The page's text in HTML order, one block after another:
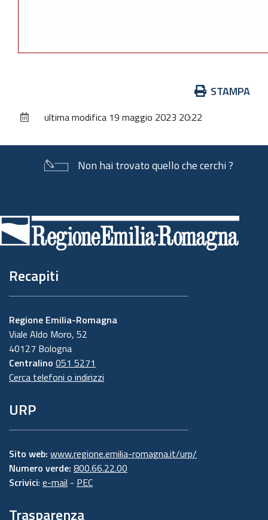
documento
STAMPA
ultima modifica 19 maggio 2023 20:22
Non hai trovato quello che cerchi ?
di
pagina
Recapiti
Regione Emilia-Romagna
Viale Aldo Moro, 52
40127 Bologna
Centralino 051 5271
Cerca telefoni o indirizzi
URP
Sito web: www.regione.emilia-romagna.it/urp/
Numero verde: 800.66.22.00
Scrivici: e-mail - PEC
Trasparenza